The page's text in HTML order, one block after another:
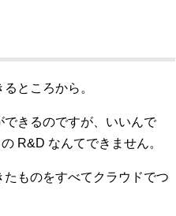
ところから。
きるのですが、いいんで
R&D なんてできません。
ものをすべてクラウドでつ